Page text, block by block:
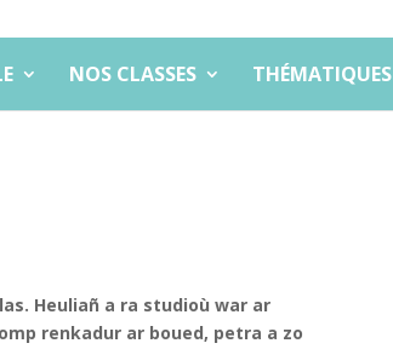
NOS CLASSES THÉMATIQUES
Heuliañ a ra studioù war ar
renkadur ar boued, petra a zo